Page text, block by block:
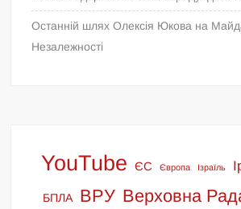
Останній шлях Олексія Юкова на
Незалежності
YouTube ЄС Європа Ізраїль
БПЛА ВРУ Верховна